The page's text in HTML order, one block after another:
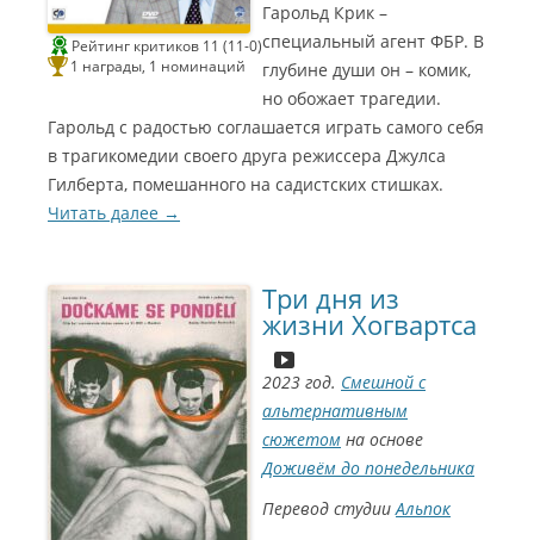
Рейтинг критиков 11 (11-0)
1 награды, 1 номинаций
П
р
е
м
и
я
Г
и
л
ь
д
и
Гарольд Крик –
специальный агент ФБР. В
глубине души он – комик,
но обожает трагедии.
Гарольд с радостью соглашается играть самого себя
в трагикомедии своего друга режиссера Джулса
Гилберта, помешанного на садистских стишках.
Читать далее →
Три дня из
жизни Хогвартса
2023 год. Смешной с
альтернативным
сюжетом на основе
Доживём до понедельника
Перевод студииАльпок